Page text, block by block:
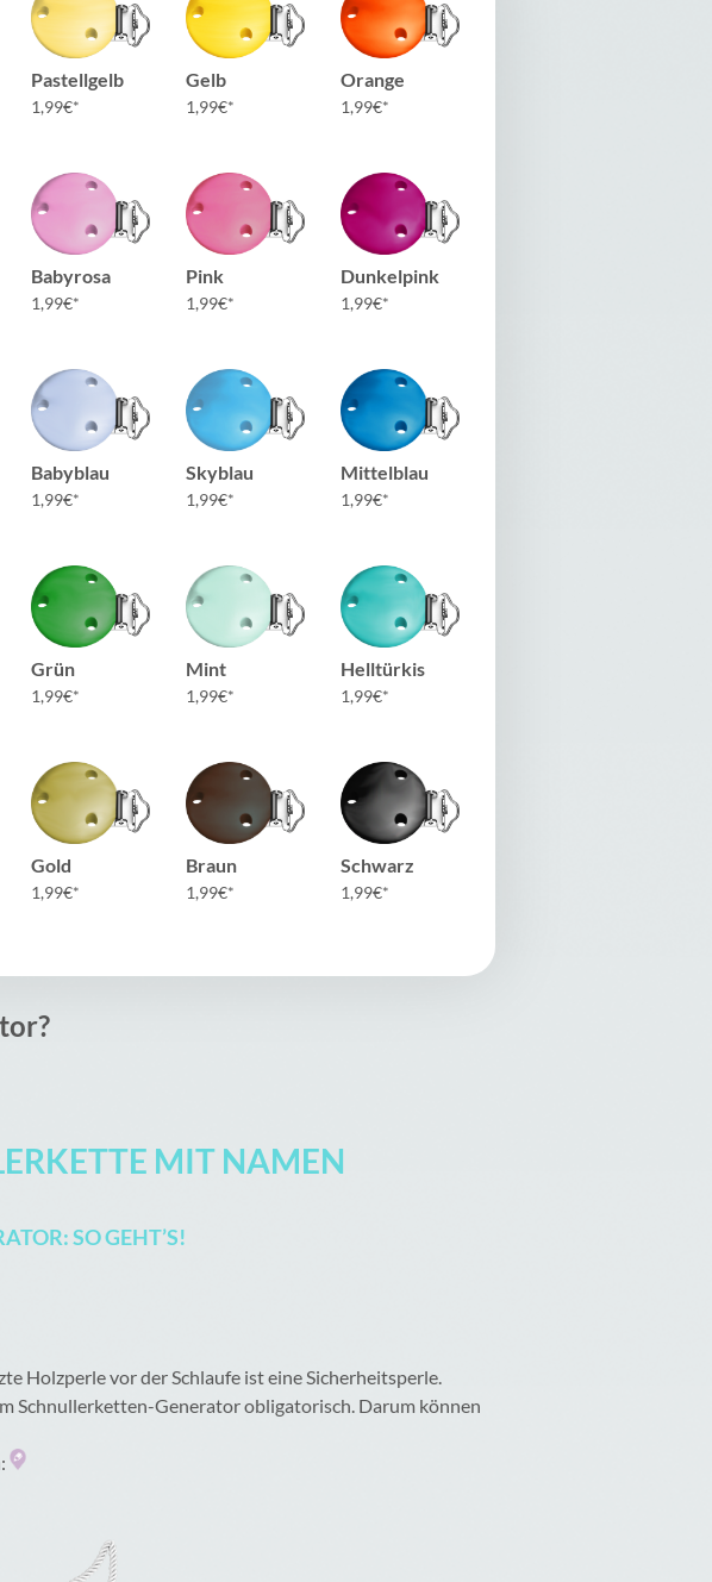
Pastellgelb
1,99€
Gelb
1,99€
Orange
1,99€
Babyrosa
1,99€
Pink
1,99€
Dunkelpink
1,99€
Babyblau
1,99€
Skyblau
1,99€
Mittelblau
1,99€
Grün
1,99€
Mint
1,99€
Helltürkis
1,99€
Gold
1,99€
Braun
1,99€
Schwarz
1,99€
MIT NAMEN
SO GEHT’S!
Holzperle vor der Schlaufe ist eine Sicherheitsperle.
Schnullerketten-Generator obligatorisch. Darum können